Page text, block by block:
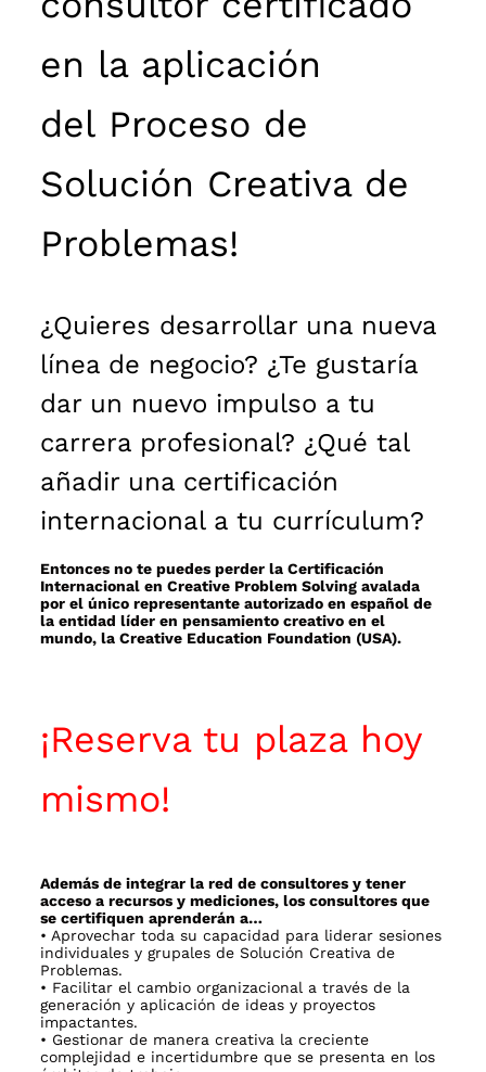
en la aplicación
del Proceso de
Solución Creativa de
Problemas!
¿Quieres desarrollar una nueva
línea de negocio? ¿Te gustaría
dar un nuevo impulso a tu
carrera profesional? ¿Qué tal
añadir una certificación
internacional a tu currículum?
Entonces no te puedes perder la Certificación
Internacional en Creative Problem Solving avalada
por el único representante autorizado en español de
la entidad líder en pensamiento creativo en el
mundo, la Creative Education Foundation (USA).
¡Reserva tu plaza hoy
mismo!
Además de integrar la red de consultores y tener
acceso a recursos y mediciones, los consultores que
se certifiquen aprenderán a…
• Aprovechar toda su capacidad para liderar sesiones
individuales y grupales de Solución Creativa de
Problemas.
• Facilitar el cambio organizacional a través de la
generación y aplicación de ideas y proyectos
impactantes.
• Gestionar de manera creativa la creciente
complejidad e incertidumbre que se presenta en los